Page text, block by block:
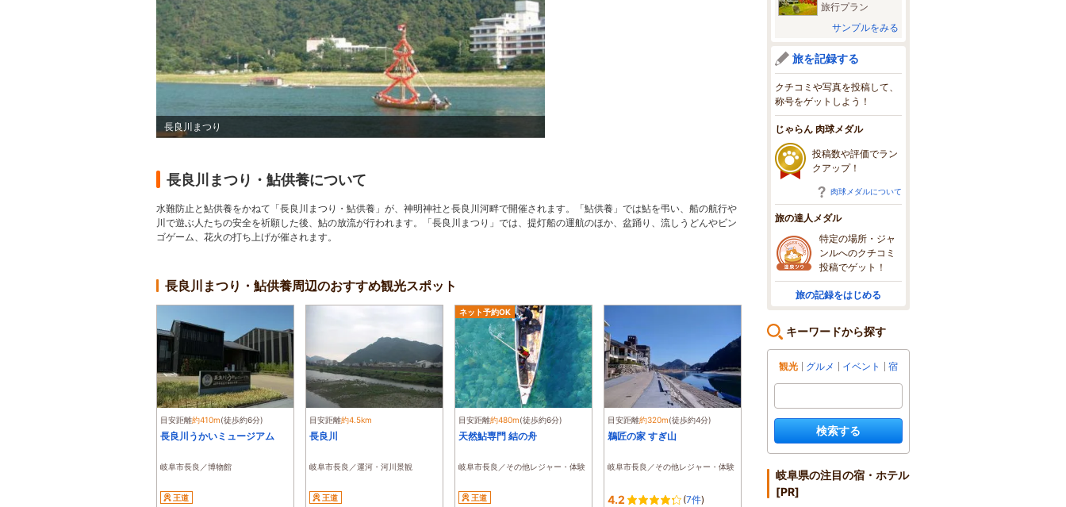
長良川まつり
長良川まつり・鮎供養について
水難防止と鮎供養をかねて「長良川まつり・鮎供養」が、神明神社と長良川河畔で開催されます。「鮎供養」では鮎を弔い、船の航行や
川で遊ぶ人たちの安全を祈願した後、鮎の放流が行われます。「長良川まつり」では、提灯船の運航のほか、盆踊り、流しうどんやビン
ゴゲーム、花火の打ち上げが催されます。
長良川まつり・鮎供養周辺のおすすめ観光スポット
目安距離約410m(徒歩約6分)
長良川うかいミュージアム
岐阜市長良／博物館
王道
目安距離約4.5km
長良川
岐阜市長良／運河・河川景観
王道
ネット予約OK
目安距離約480m(徒歩約6分)
天然鮎専門 結の舟
岐阜市長良／その他レジャー・体験
王道
目安距離約320m(徒歩約4分)
鵜匠の家 すぎ山
岐阜市長良／その他レジャー・体験
4.2 (7件)
旅行プラン
サンプルをみる
旅を記録する
クチコミや写真を投稿して、
称号をゲットしよう！
じゃらん 肉球メダル
投稿数や評価でラン
クアップ！
肉球メダルについて
旅の達人メダル
特定の場所・ジャ
ンルへのクチコミ
投稿でゲット！
旅の記録をはじめる
キーワードから探す
観光 グルメ イベント 宿
検索する
岐阜県の注目の宿・ホテル
[PR]